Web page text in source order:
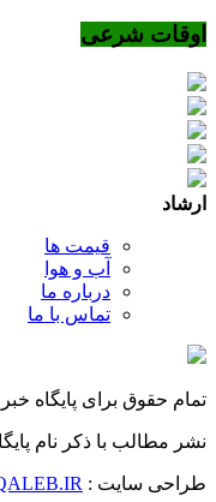
اوقات شرعی
ارشاد
قیمت ها
آب و هوا
درباره ما
تماس با ما
تمام حقوق برای پایگاه
نشر مطالب با ذکر نام
طراحی سایت :